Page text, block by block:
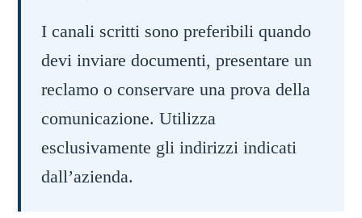
I canali scritti sono preferibili quando
devi inviare documenti, presentare un
reclamo o conservare una prova della
comunicazione. Utilizza
esclusivamente gli indirizzi indicati
dall’azienda.